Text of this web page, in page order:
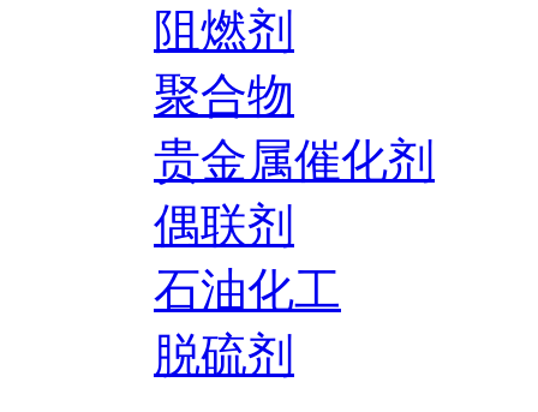
阻燃剂
聚合物
贵金属催化剂
偶联剂
石油化工
脱硫剂